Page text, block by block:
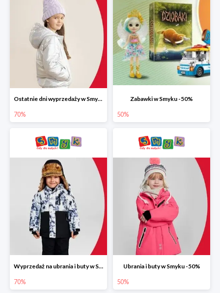
Ostatnie dni wyprzedaży w Smyku do -70%
70%
Zabawki w Smyku -50%
50%
Wyprzedaż na ubrania i buty w Smyku do -70%
70%
Ubrania i buty w Smyku -50%
50%